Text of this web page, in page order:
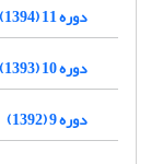
دوره 11 (1394)
دوره 10 (1393)
دوره 9 (1392)